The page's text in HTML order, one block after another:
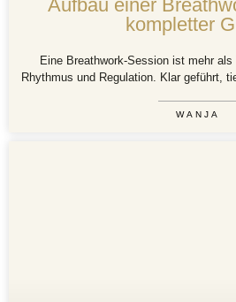
Aufbau einer
kompletter
Eine Breathwork-Session ist mehr als
Rhythmus und Regulation. Klar geführt,
WANJA